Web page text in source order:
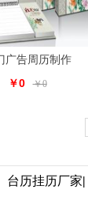
广告周历制作
￥0 ￥0
台历挂历厂家|